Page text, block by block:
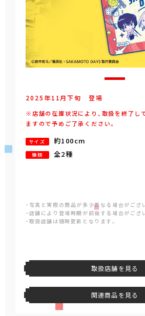
2025年11月下旬 登場
※店舗の在庫状況により、取扱を終了し
ますので予めご了承ください。
サイズ 約100cm
種類 全2種
・写真と実際の商品が多少異なる場合がござ
・店舗により登場時期が前後する場合がござ
・取扱店舗は随時更新となります。
取扱店舗を見る
関連商品を見る